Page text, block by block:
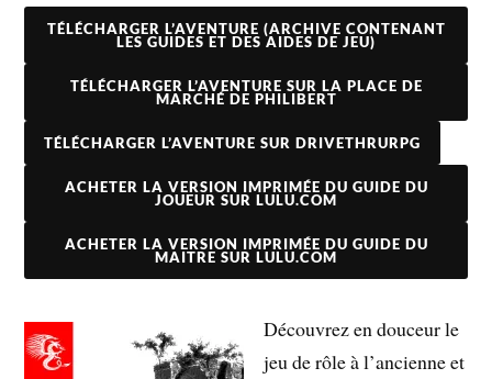
TÉLÉCHARGER L’AVENTURE (ARCHIVE CONTENANT
LES GUIDES ET DES AIDES DE JEU)
TÉLÉCHARGER L’AVENTURE SUR LA PLACE DE
MARCHÉ DE PHILIBERT
TÉLÉCHARGER L’AVENTURE SUR DRIVETHRURPG
ACHETER LA VERSION IMPRIMÉE DU GUIDE DU
JOUEUR SUR LULU.COM
ACHETER LA VERSION IMPRIMÉE DU GUIDE DU
MAITRE SUR LULU.COM
Découvrez en douceur le
jeu de rôle à l’ancienne et